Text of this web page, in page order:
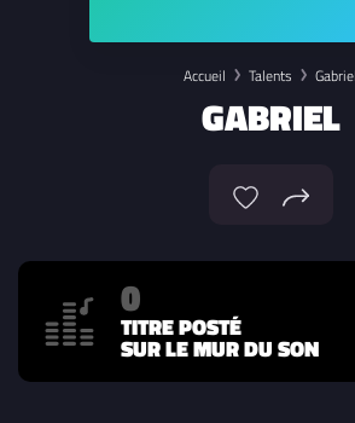
Accueil Talents Gabriel
GABRIEL
0
TITRE POSTÉ
SUR LE MUR DU SON